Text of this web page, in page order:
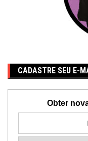
CADASTRE SEU E-
Obter